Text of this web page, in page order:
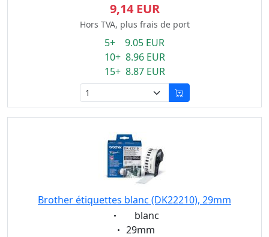
9,14 EUR
Hors TVA, plus frais de port
5+ 9.05 EUR
10+ 8.96 EUR
15+ 8.87 EUR
Brother étiquettes blanc (DK22210), 29mm
Eigenschaft:
blanc
Eigenschaft:
29mm